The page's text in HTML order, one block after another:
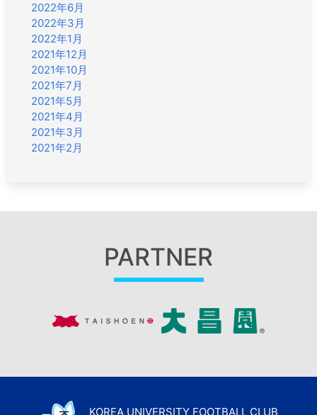
2022年6月
2022年3月
2022年1月
2021年12月
2021年10月
2021年7月
2021年5月
2021年4月
2021年3月
2021年2月
PARTNER
KOREA UNIVERSITY FOOTBALL CLUB